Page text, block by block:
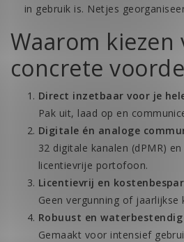
in gebruik is. Netjes
Waarom kiezen
concrete
Direct inzetbaar voor je
Pak uit, laad op en
Digitale én analoge
32 digitale kanalen (dPMR)
licentievrije portofoon.
Licentievrij en
Geen vergunning of
Robuust en waterbestendig
Gemaakt voor intensief